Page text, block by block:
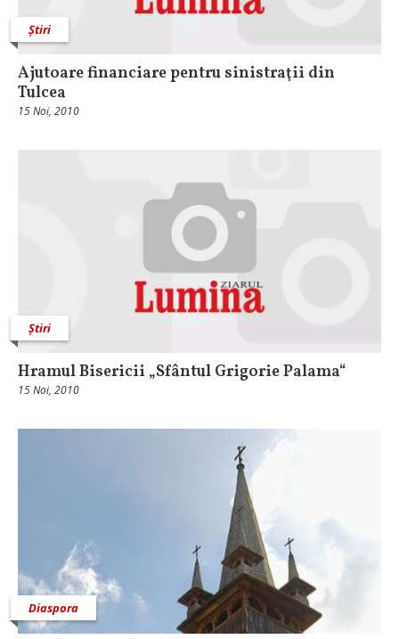
Știri
Ajutoare financiare pentru sinistraţii din
Tulcea
15 Noi, 2010
Știri
Hramul Bisericii „Sfântul Grigorie Palama“
15 Noi, 2010
Diaspora